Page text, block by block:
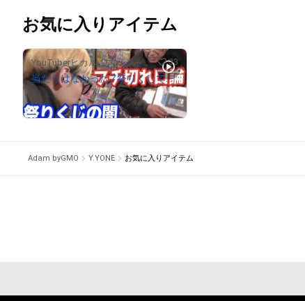
お気に入りアイテム
YouTuberヒカル スペシャルコンテンツストア 33
当たりはなかった？祭りくじで悪事を働く一部始終をban覚悟で完全公開します
12,000,000
Adam byGMO Y.YONE お気に入りアイテム